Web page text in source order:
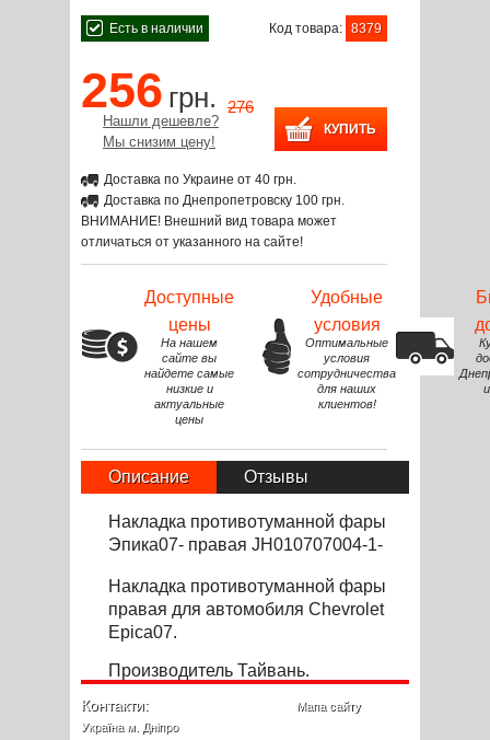
Есть в наличии Код товара: 8379
256 грн. 276
Нашли дешевле?
Мы снизим цену!
Доставка по Украине от 40 грн.
Доставка по Днепропетровску 100 грн.
ВНИМАНИЕ! Внешний вид товара может
отличаться от указанного на сайте!
Доступные
цены
На нашем
сайте вы
найдете самые
низкие и
актуальные
цены
Удобные
условия
Оптимальные
условия
сотрудничества
для наших
клиентов!
Описание Отзывы
Накладка противотуманной фары
Эпика07- правая JH010707004-1-
Накладка противотуманной фары
правая для автомобиля Chevrolet
Epica07.
Производитель Тайвань.
Контакти:
Україна м. Дніпро
Мапа сайту